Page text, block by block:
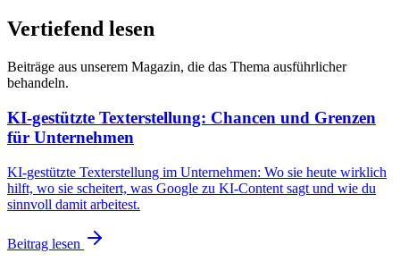
Vertiefend lesen
Beiträge aus unserem Magazin, die das Thema ausführlicher
behandeln.
KI-gestützte Texterstellung: Chancen und Grenzen
für Unternehmen
KI-gestützte Texterstellung im Unternehmen: Wo sie heute wirklich
hilft, wo sie scheitert, was Google zu KI-Content sagt und wie du
sinnvoll damit arbeitest.
Beitrag lesen